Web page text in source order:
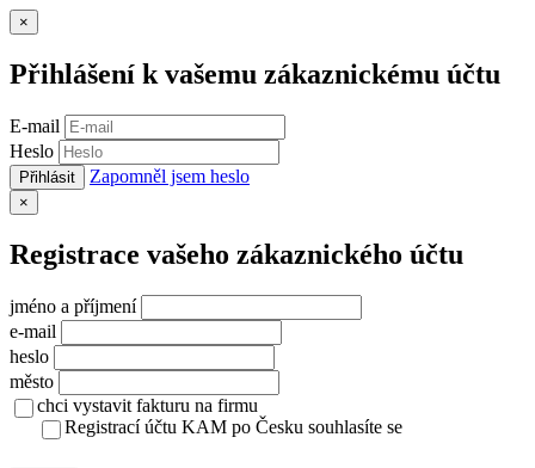
×
Přihlášení k vašemu zákaznickému účtu
E-mail
Heslo
Přihlásit Zapomněl jsem heslo
×
Registrace vašeho zákaznického účtu
jméno a příjmení
e-mail
heslo
město
chci vystavit fakturu na firmu
Registrací účtu KAM po Česku souhlasíte se